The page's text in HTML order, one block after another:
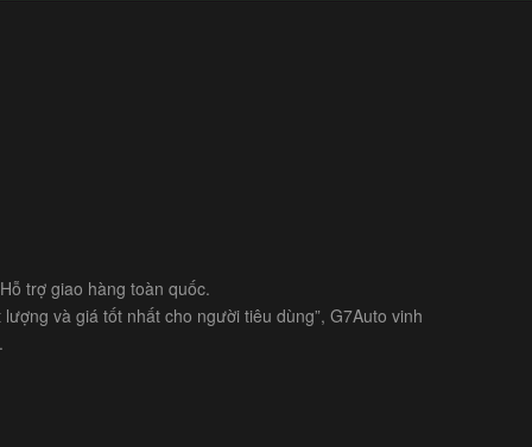
trợ giao hàng toàn quốc.
và giá tốt nhất cho người tiêu dùng”, G7Auto vinh